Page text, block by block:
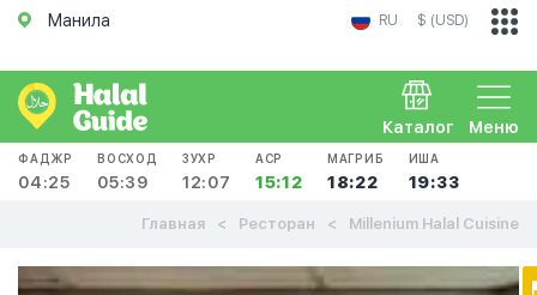
Манила RU $ (USD)
Меню
Каталог
ФАДЖР
04:25
ВОСХОД
05:39
ЗУХР
12:07
АСР
15:12
МАГРИБ
18:22
ИША
19:33
Главная Ресторан Millenium Halal Cuisine